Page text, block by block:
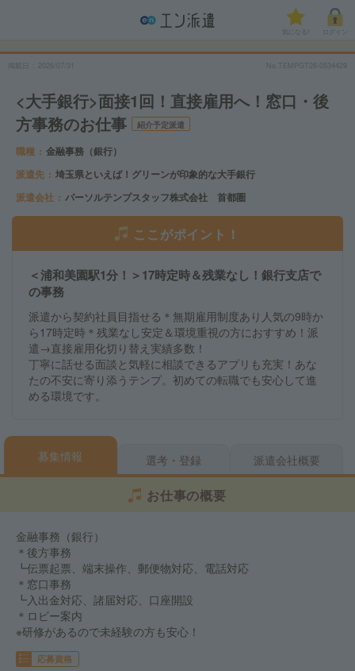
気になる!
2026/07/31 No.TEMPGT26-0534429
<大手銀行>面接1回！直接雇用へ！窓口・後
方事務のお仕事
紹介予定派遣
職種
金融事務（銀行）
派遣先
埼玉県といえば！グリーンが印象的な大手銀行
派遣会社
パーソルテンプスタッフ株式会社 首都圏
ここがポイント！
＜浦和美園駅1分！＞17時定時＆残業なし！銀行支店で
の事務
派遣から契約社員目指せる＊無期雇用制度あり人気の9時か
ら17時定時＊残業なし安定＆環境重視の方におすすめ！派
遣→直接雇用化切り替え実績多数！
丁寧に話せる面談と気軽に相談できるアプリも充実！あな
たの不安に寄り添うテンプ。初めての転職でも安心して進
める環境です。
募集情報 選考・登録 派遣会社概要
お仕事の概要
金融事務（銀行）
＊後方事務
┗伝票起票、端末操作、郵便物対応、電話対応
＊窓口事務
┗入出金対応、諸届対応、口座開設
＊ロビー案内
※研修があるので未経験の方も安心！
応募資格